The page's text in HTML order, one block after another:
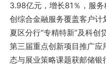
3.98亿元，增长81％，服
创综合金融服务覆盖客户
夏区分行“专精特新”及科创
第三届重点创新项目推广应
态与展业策略课题获邮储